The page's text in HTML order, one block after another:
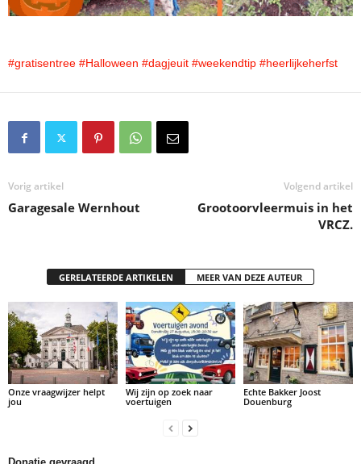
#gratisentree #Halloween #dagjeuit #weekendtip #heerlijkeherfst
Vorig artikel
Garagesale Wernhout
Volgend artikel
Grootoorvleermuis in het
VRCZ.
GERELATEERDE ARTIKELEN MEER VAN DEZE AUTEUR
Onze vraagwijzer helpt
jou
Wij zijn op zoek naar
voertuigen
Echte Bakker Joost
Douenburg